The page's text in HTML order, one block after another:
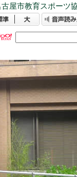
屋市教育スポーツ